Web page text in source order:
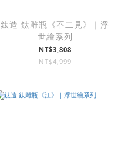
鈦造 鈦雕瓶《不二見》｜浮
世繪系列
NT$3,808
NT$4,999